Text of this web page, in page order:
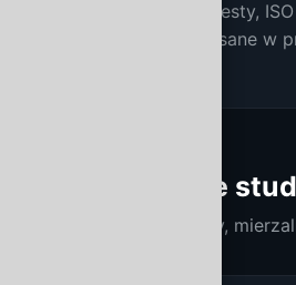
Audyty OWASP, pentesty,
Bezpieczeństwo wpisane w
Case
Konkretne efekty,